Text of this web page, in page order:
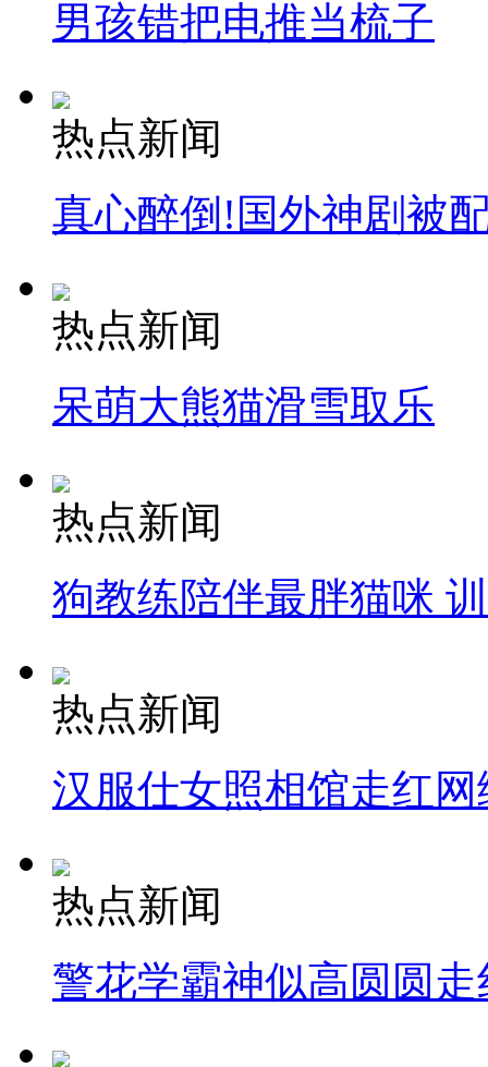
男孩错把电推当梳子
热点新闻
真心醉倒!国外神剧被
热点新闻
呆萌大熊猫滑雪取乐
热点新闻
狗教练陪伴最胖猫咪
热点新闻
汉服仕女照相馆走红网
热点新闻
警花学霸神似高圆圆走